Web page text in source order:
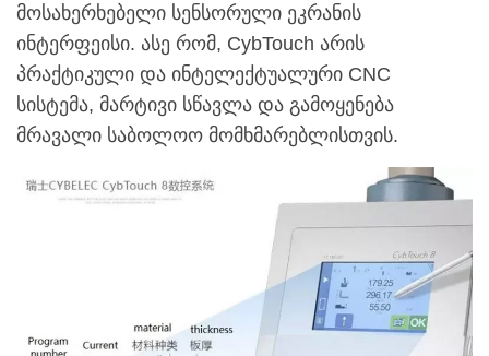
მოსახერხებელი სენსორული ეკრანის
ინტერფეისი. ასე რომ, CybTouch არის
პრაქტიკული და ინტელექტუალური CNC
სისტემა, მარტივი სწავლა და გამოყენება
მრავალი საბოლოო მომხმარებლისთვის.